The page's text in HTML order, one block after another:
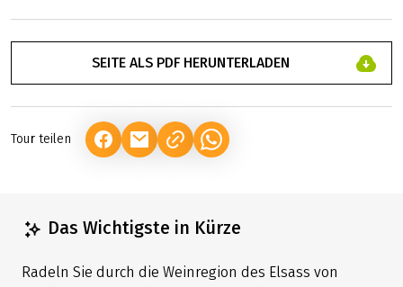
SEITE ALS PDF HERUNTERLADEN
Tour teilen (LINK ÖFFNET IN NEUEM TAB)
(LINK ÖFFNET IN NEUEM TAB)
(LINK ÖFFNET IN NEUEM TAB)
Das Wichtigste in Kürze
Radeln Sie durch die Weinregion des Elsass von